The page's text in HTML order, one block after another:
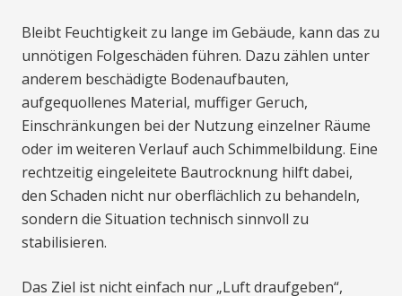
Bleibt Feuchtigkeit zu lange im Gebäude, kann das zu
unnötigen Folgeschäden führen. Dazu zählen unter
anderem beschädigte Bodenaufbauten,
aufgequollenes Material, muffiger Geruch,
Einschränkungen bei der Nutzung einzelner Räume
oder im weiteren Verlauf auch Schimmelbildung. Eine
rechtzeitig eingeleitete Bautrocknung hilft dabei,
den Schaden nicht nur oberflächlich zu behandeln,
sondern die Situation technisch sinnvoll zu
stabilisieren.
Das Ziel ist nicht einfach nur „Luft draufgeben“,